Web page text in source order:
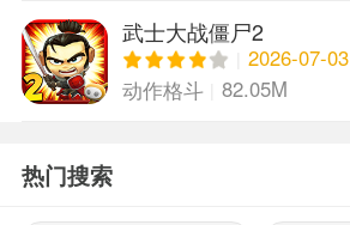
武士大战僵尸2
2026-07-03
动作格斗
82.05M
热门搜索